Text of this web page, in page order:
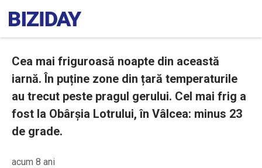
Cea mai friguroasă noapte din această
iarnă. În puține zone din țară temperaturile
au trecut peste pragul gerului. Cel mai frig a
fost la Obârșia Lotrului, în Vâlcea: minus 23
de grade.
acum 8 ani